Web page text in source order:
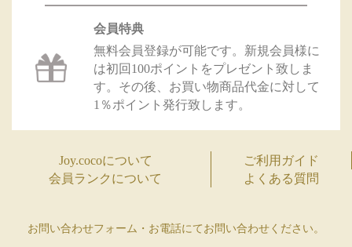
会員特典
無料会員登録が可能です。新規会員様に
は初回100ポイントをプレゼント致しま
す。その後、お買い物商品代金に対して
1％ポイント発行致します。
Joy.cocoについて
ご利用ガイド
会員ランクについて
よくある質問
お問い合わせフォーム・お電話にてお問い合わせください。